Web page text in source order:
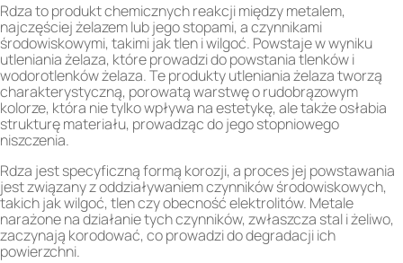
Rdza to produkt chemicznych reakcji między metalem,
najczęściej żelazem lub jego stopami, a czynnikami
środowiskowymi, takimi jak tlen i wilgoć. Powstaje w wyniku
utleniania żelaza, które prowadzi do powstania tlenków i
wodorotlenków żelaza. Te produkty utleniania żelaza tworzą
charakterystyczną, porowatą warstwę o rudobrązowym
kolorze, która nie tylko wpływa na estetykę, ale także osłabia
strukturę materiału, prowadząc do jego stopniowego
niszczenia.
Rdza jest specyficzną formą korozji, a proces jej powstawania
jest związany z oddziaływaniem czynników środowiskowych,
takich jak wilgoć, tlen czy obecność elektrolitów. Metale
narażone na działanie tych czynników, zwłaszcza stal i żeliwo,
zaczynają korodować, co prowadzi do degradacji ich
powierzchni.